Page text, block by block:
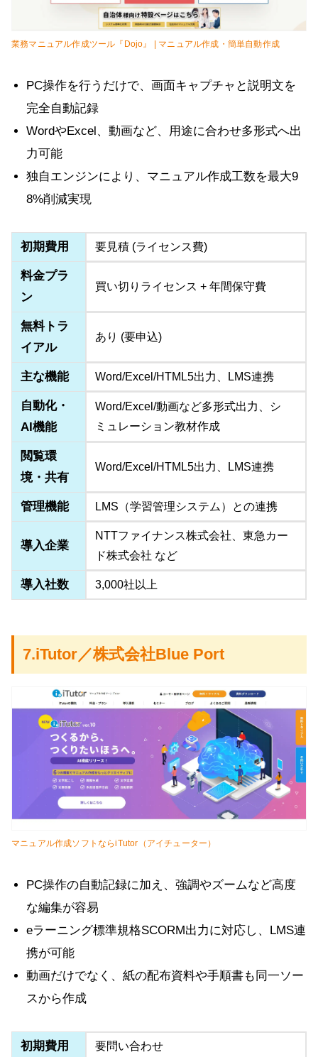
業務マニュアル作成ツール『Dojo』 | マニュアル作成・簡単自動作成
PC操作を行うだけで、画面キャプチャと説明文を
完全自動記録
WordやExcel、動画など、用途に合わせ多形式へ出
力可能
独自エンジンにより、マニュアル作成工数を最大9
8%削減実現
初期費用 要見積 (ライセンス費)
料金プラ
ン
買い切りライセンス + 年間保守費
無料トラ
イアル
あり (要申込)
主な機能 Word/Excel/HTML5出力、LMS連携
自動化・
AI機能
Word/Excel/動画など多形式出力、シ
ミュレーション教材作成
閲覧環
境・共有
Word/Excel/HTML5出力、LMS連携
管理機能 LMS（学習管理システム）との連携
導入企業
NTTファイナンス株式会社、東急カー
ド株式会社 など
導入社数 3,000社以上
7.iTutor／株式会社Blue Port
マニュアル作成ソフトならiTutor（アイチューター）
PC操作の自動記録に加え、強調やズームなど高度
な編集が容易
eラーニング標準規格SCORM出力に対応し、LMS連
携が可能
動画だけでなく、紙の配布資料や手順書も同一ソー
スから作成
初期費用 要問い合わせ